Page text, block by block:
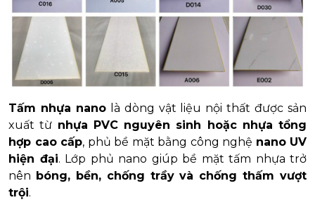
Tấm nhựa nanolà dòng vật liệu nội thất được sản
xuất từ nhựa PVC nguyên sinh hoặc nhựa tổng
hợp cao cấp, phủ bề mặt bằng công nghệ nano UV
hiện đại. Lớp phủ nano giúp bề mặt tấm nhựa trở
nên bóng, bền, chống trầy và chống thấm vượt
trội.